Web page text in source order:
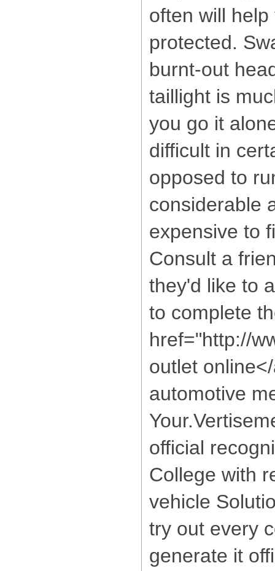
often will
protected.
burnt-out
taillight is
you go it
difficult in
opposed to
considerable
expensive to
Consult a
they'd like to
to complete
href="http://
outlet
automotive
official
College with
vehicle
try out every
generate it